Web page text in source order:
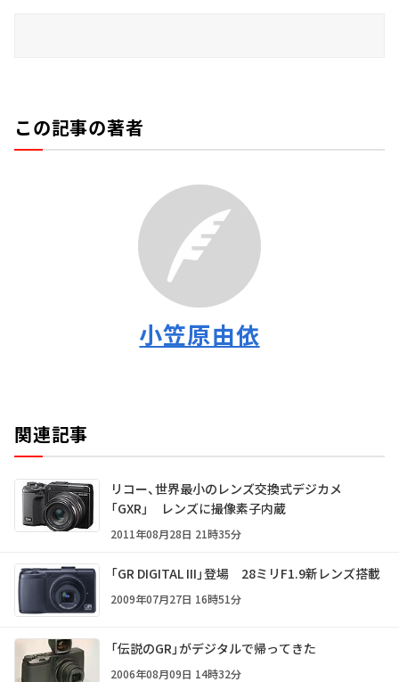
この記事の著者
小笠原由依
関連記事
リコー、世界最小のレンズ交換式デジカメ
「GXR」 レンズに撮像素子内蔵
2011年08月28日 21時35分
「GR DIGITAL III」登場 28ミリF1.9新レンズ搭載
2009年07月27日 16時51分
「伝説のGR」がデジタルで帰ってきた
2006年08月09日 14時32分